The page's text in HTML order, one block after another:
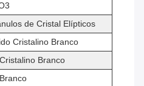
de Cristal Elípticos
Cristalino Branco
Branco